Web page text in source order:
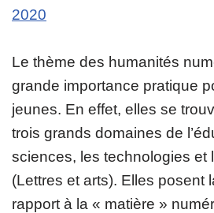
2020
Le thème des humanités
grande importance pratique
jeunes. En effet, elles se
trois grands domaines de
sciences, les technologies et
(Lettres et arts). Elles posent
rapport à la « matière »